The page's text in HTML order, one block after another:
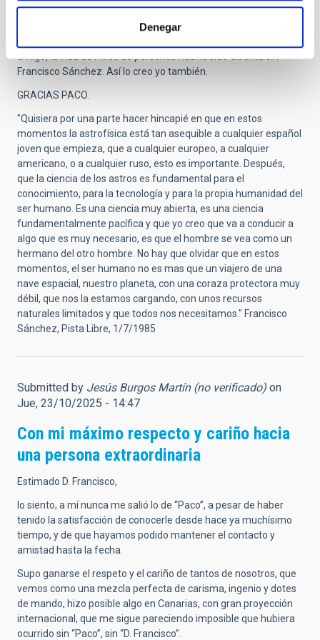
Denegar
IAC, un programa que él impulsó a semejanza de los
programas de Médicos Residentes. Fue el principio de un sueño
amigo, la vida de miles de personas habría sido distinta sin
Francisco Sánchez. Así lo creo yo también.
GRACIAS PACO.
"Quisiera por una parte hacer hincapié en que en estos
momentos la astrofísica está tan asequible a cualquier español
joven que empieza, que a cualquier europeo, a cualquier
americano, o a cualquier ruso, esto es importante. Después,
que la ciencia de los astros es fundamental para el
conocimiento, para la tecnología y para la propia humanidad del
ser humano. Es una ciencia muy abierta, es una ciencia
fundamentalmente pacífica y que yo creo que va a conducir a
algo que es muy necesario, es que el hombre se vea como un
hermano del otro hombre. No hay que olvidar que en estos
momentos, el ser humano no es mas que un viajero de una
nave espacial, nuestro planeta, con una coraza protectora muy
débil, que nos la estamos cargando, con unos recursos
naturales limitados y que todos nos necesitamos." Francisco
Sánchez, Pista Libre, 1/7/1985
Submitted by Jesús Burgos Martín (no verificado) on
Jue, 23/10/2025 - 14:47
Con mi máximo respecto y cariño hacia
una persona extraordinaria
Estimado D. Francisco,
lo siento, a mí nunca me salió lo de “Paco”, a pesar de haber
tenido la satisfacción de conocerle desde hace ya muchísimo
tiempo, y de que hayamos podido mantener el contacto y
amistad hasta la fecha.
Supo ganarse el respeto y el cariño de tantos de nosotros, que
vemos como una mezcla perfecta de carisma, ingenio y dotes
de mando, hizo posible algo en Canarias, con gran proyección
internacional, que me sigue pareciendo imposible que hubiera
ocurrido sin “Paco”, sin “D. Francisco”.